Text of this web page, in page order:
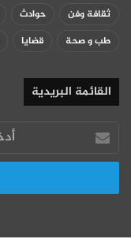
ثقافة وفن
حوادث
طب و صحة
قضايا
القائمة البريدية
أدخل
بريدك
الإلكتروني